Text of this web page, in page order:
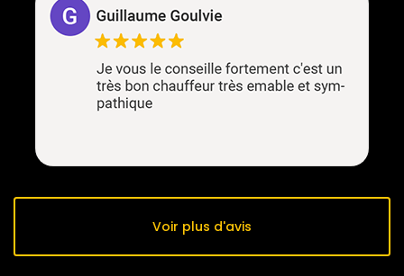
Voir plus d'avis